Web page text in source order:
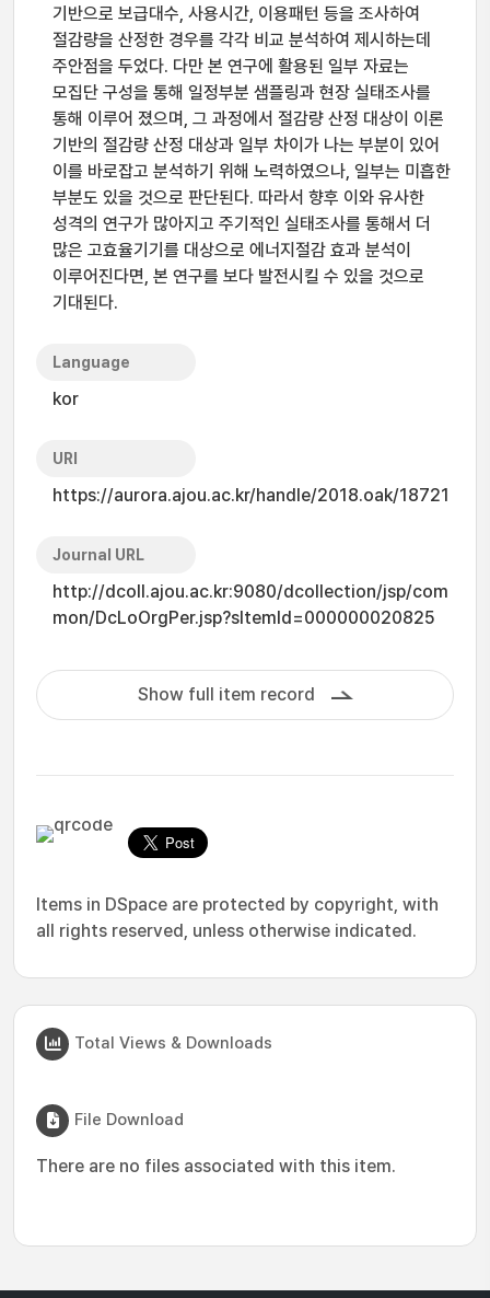
기반으로 보급대수, 사용시간, 이용패턴 등을 조사하여
절감량을 산정한 경우를 각각 비교 분석하여 제시하는데
주안점을 두었다. 다만 본 연구에 활용된 일부 자료는
모집단 구성을 통해 일정부분 샘플링과 현장 실태조사를
통해 이루어 졌으며, 그 과정에서 절감량 산정 대상이 이론
기반의 절감량 산정 대상과 일부 차이가 나는 부분이 있어
이를 바로잡고 분석하기 위해 노력하였으나, 일부는 미흡한
부분도 있을 것으로 판단된다. 따라서 향후 이와 유사한
성격의 연구가 많아지고 주기적인 실태조사를 통해서 더
많은 고효율기기를 대상으로 에너지절감 효과 분석이
이루어진다면, 본 연구를 보다 발전시킬 수 있을 것으로
기대된다.
Language
kor
URI
https://aurora.ajou.ac.kr/handle/2018.oak/18721
Journal URL
http://dcoll.ajou.ac.kr:9080/dcollection/jsp/com
mon/DcLoOrgPer.jsp?sItemId=000000020825
Show full item record
Items in DSpace are protected by copyright, with
all rights reserved, unless otherwise indicated.
Total Views & Downloads
File Download
There are no files associated with this item.